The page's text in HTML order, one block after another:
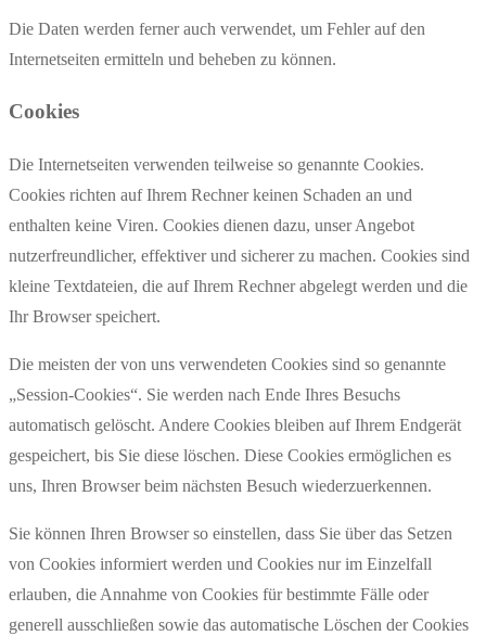
Die Daten werden ferner auch verwendet, um Fehler auf den
Internetseiten ermitteln und beheben zu können.
Cookies
Die Internetseiten verwenden teilweise so genannte Cookies.
Cookies richten auf Ihrem Rechner keinen Schaden an und
enthalten keine Viren. Cookies dienen dazu, unser Angebot
nutzerfreundlicher, effektiver und sicherer zu machen. Cookies sind
kleine Textdateien, die auf Ihrem Rechner abgelegt werden und die
Ihr Browser speichert.
Die meisten der von uns verwendeten Cookies sind so genannte
„Session-Cookies“. Sie werden nach Ende Ihres Besuchs
automatisch gelöscht. Andere Cookies bleiben auf Ihrem Endgerät
gespeichert, bis Sie diese löschen. Diese Cookies ermöglichen es
uns, Ihren Browser beim nächsten Besuch wiederzuerkennen.
Sie können Ihren Browser so einstellen, dass Sie über das Setzen
von Cookies informiert werden und Cookies nur im Einzelfall
erlauben, die Annahme von Cookies für bestimmte Fälle oder
generell ausschließen sowie das automatische Löschen der Cookies